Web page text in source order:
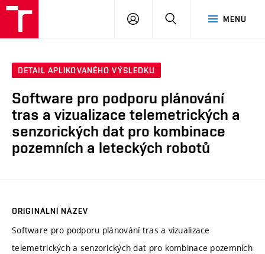
MENU
PŘIHLÁSIT
DETAIL APLIKOVANÉHO VÝSLEDKU
Software pro podporu plánování
tras a vizualizace telemetrických a
senzorických dat pro kombinace
pozemních a leteckých robotů
ORIGINÁLNÍ NÁZEV
Software pro podporu plánování tras a vizualizace
telemetrických a senzorických dat pro kombinace pozemních